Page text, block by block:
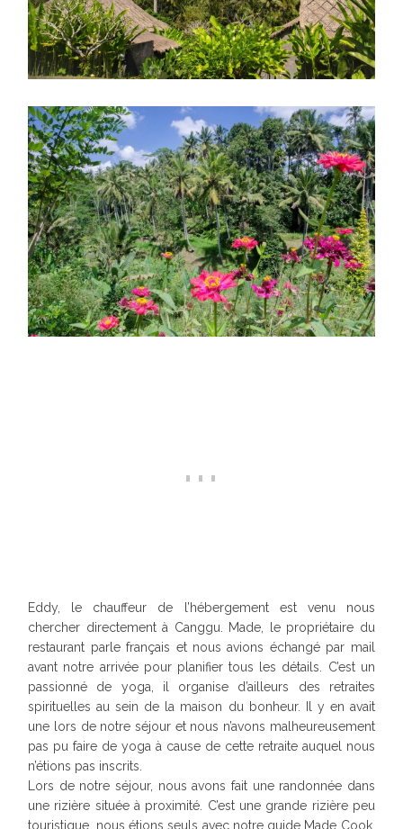
Eddy, le chauffeur de l’hébergement est venu nous
chercher directement à Canggu. Made, le propriétaire du
restaurant parle français et nous avions échangé par mail
avant notre arrivée pour planifier tous les détails. C’est un
passionné de yoga, il organise d’ailleurs des retraites
spirituelles au sein de la maison du bonheur. Il y en avait
une lors de notre séjour et nous n’avons malheureusement
pas pu faire de yoga à cause de cette retraite auquel nous
n’étions pas inscrits.
Lors de notre séjour, nous avons fait une randonnée dans
une rizière située à proximité. C’est une grande rizière peu
touristique, nous étions seuls avec notre guide Made Cook,